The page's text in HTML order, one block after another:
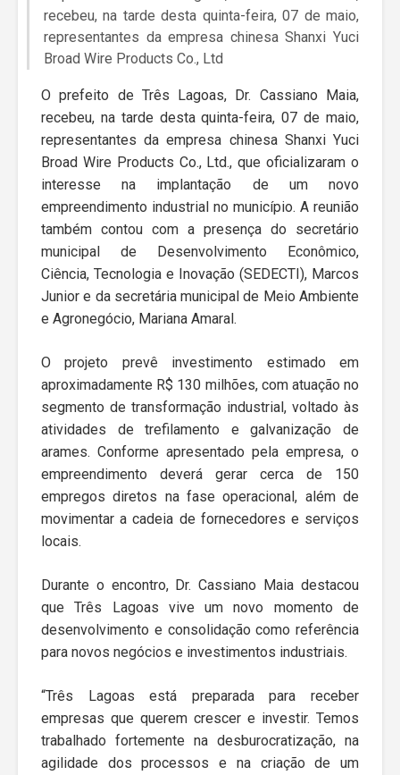
recebeu, na tarde desta quinta-feira, 07 de maio,
representantes da empresa chinesa Shanxi Yuci
Broad Wire Products Co., Ltd
O prefeito de Três Lagoas, Dr. Cassiano Maia,
recebeu, na tarde desta quinta-feira, 07 de maio,
representantes da empresa chinesa Shanxi Yuci
Broad Wire Products Co., Ltd., que oficializaram o
interesse na implantação de um novo
empreendimento industrial no município. A reunião
também contou com a presença do secretário
municipal de Desenvolvimento Econômico,
Ciência, Tecnologia e Inovação (SEDECTI), Marcos
Junior e da secretária municipal de Meio Ambiente
e Agronegócio, Mariana Amaral.
O projeto prevê investimento estimado em
aproximadamente R$ 130 milhões, com atuação no
segmento de transformação industrial, voltado às
atividades de trefilamento e galvanização de
arames. Conforme apresentado pela empresa, o
empreendimento deverá gerar cerca de 150
empregos diretos na fase operacional, além de
movimentar a cadeia de fornecedores e serviços
locais.
Durante o encontro, Dr. Cassiano Maia destacou
que Três Lagoas vive um novo momento de
desenvolvimento e consolidação como referência
para novos negócios e investimentos industriais.
“Três Lagoas está preparada para receber
empresas que querem crescer e investir. Temos
trabalhado fortemente na desburocratização, na
agilidade dos processos e na criação de um